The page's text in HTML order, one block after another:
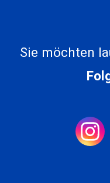
Sie möchten